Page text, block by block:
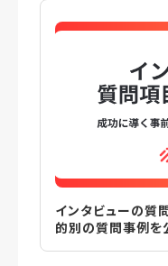
インタビューの質
的別の質問事例